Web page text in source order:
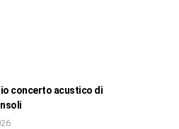
concerto acustico di